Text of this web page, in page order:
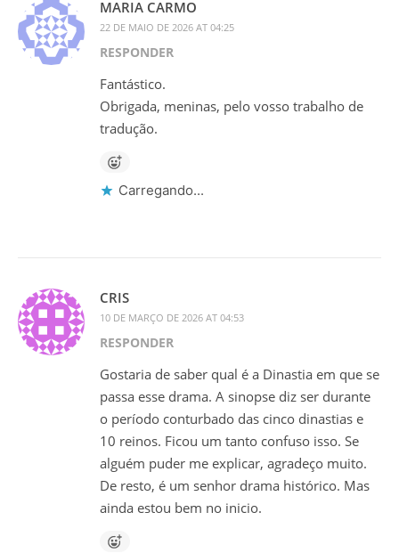
MARIA CARMO
22 DE MAIO DE 2026 AT 04:25
RESPONDER
Fantástico.
Obrigada, meninas, pelo vosso trabalho de
tradução.
Carregando...
CRIS
10 DE MARÇO DE 2026 AT 04:53
RESPONDER
Gostaria de saber qual é a Dinastia em que se
passa esse drama. A sinopse diz ser durante
o período conturbado das cinco dinastias e
10 reinos. Ficou um tanto confuso isso. Se
alguém puder me explicar, agradeço muito.
De resto, é um senhor drama histórico. Mas
ainda estou bem no inicio.